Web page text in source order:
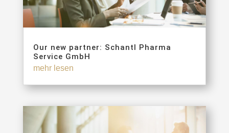
Our new partner: Schantl Pharma
Service GmbH
mehr lesen